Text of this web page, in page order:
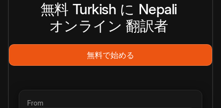
無料 Turkish に Nepali
オンライン 翻訳者
無料で始める
From